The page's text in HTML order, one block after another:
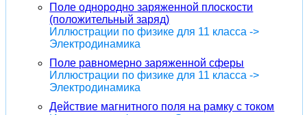
Поле однородно заряженной плоскости
(положительный заряд)
Иллюстрации по физике для 11 класса ->
Электродинамика
Поле равномерно заряженной сферы
Иллюстрации по физике для 11 класса ->
Электродинамика
Действие магнитного поля на рамку с током